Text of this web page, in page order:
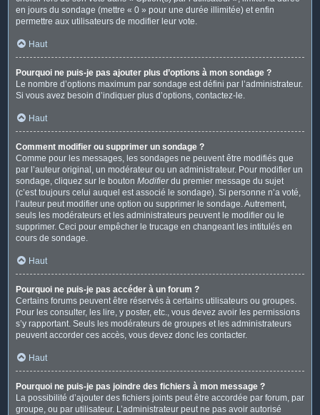
en jours du sondage (mettre « 0 » pour une durée illimitée) et enfin
permettre aux utilisateurs de modifier leur vote.
Haut
Pourquoi ne puis-je pas ajouter plus d’options à mon sondage ?
Le nombre d’options maximum par sondage est défini par l’administrateur.
Si vous avez besoin d’indiquer plus d’options, contactez-le.
Haut
Comment modifier ou supprimer un sondage ?
Comme pour les messages, les sondages ne peuvent être modifiés que
par l’auteur original, un modérateur ou un administrateur. Pour modifier un
sondage, cliquez sur le bouton Modifierdu premier message du sujet
(c’est toujours celui auquel est associé le sondage). Si personne n’a voté,
l’auteur peut modifier une option ou supprimer le sondage. Autrement,
seuls les modérateurs et les administrateurs peuvent le modifier ou le
supprimer. Ceci pour empêcher le trucage en changeant les intitulés en
cours de sondage.
Haut
Pourquoi ne puis-je pas accéder à un forum ?
Certains forums peuvent être réservés à certains utilisateurs ou groupes.
Pour les consulter, les lire, y poster, etc., vous devez avoir les permissions
s’y rapportant. Seuls les modérateurs de groupes et les administrateurs
peuvent accorder ces accès, vous devez donc les contacter.
Haut
Pourquoi ne puis-je pas joindre des fichiers à mon message ?
La possibilité d’ajouter des fichiers joints peut être accordée par forum, par
groupe, ou par utilisateur. L’administrateur peut ne pas avoir autorisé